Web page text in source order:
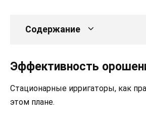
Содержание
Эффективность
Стационарные ирригаторы, как
этом плане.